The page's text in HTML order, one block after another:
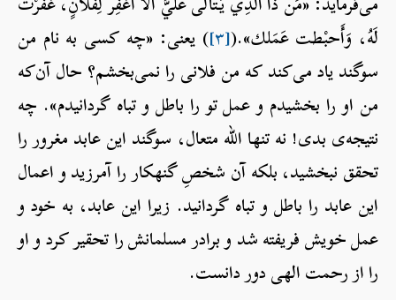
لَهُ، وَأَحبْطت عَمَلك».([۳] ) یعنی: «چه کسی به نام من
سوگند یاد می‌کند که من فلانی را نمی‌بخشم؟ حال آن‌که
من او را بخشیدم و عمل تو را باطل و تباه گردانیدم». چه
نتیجه‌ی بدی! نه تنها الله متعال، سوگند این عابد مغرور را
تحقق نبخشید، بلکه آن شخصِ گنه‎کار را آمرزید و اعمال
این عابد را باطل و تباه گردانید. زیرا این عابد، به خود و
عمل خویش فریفته شد و برادر مسلمانش را تحقیر کرد و او
را از رحمت الهی دور دانست.